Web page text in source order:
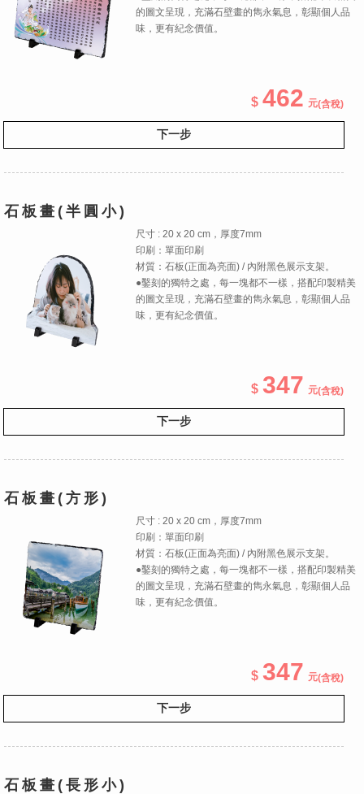
的圖文呈現，充滿石壁畫的雋永氣息，彰顯個人品
味，更有紀念價值。
462 (含稅)
下一步
石板畫(半圓小)
尺寸 : 20 x 20 cm，厚度7mm
印刷：單面印刷
材質：石板(正面為亮面) / 內附黑色展示支架。
●鑿刻的獨特之處，每一塊都不一樣，搭配印製精美
的圖文呈現，充滿石壁畫的雋永氣息，彰顯個人品
味，更有紀念價值。
347 (含稅)
下一步
石板畫(方形)
尺寸 : 20 x 20 cm，厚度7mm
印刷：單面印刷
材質：石板(正面為亮面) / 內附黑色展示支架。
●鑿刻的獨特之處，每一塊都不一樣，搭配印製精美
的圖文呈現，充滿石壁畫的雋永氣息，彰顯個人品
味，更有紀念價值。
347 (含稅)
下一步
石板畫(長形小)